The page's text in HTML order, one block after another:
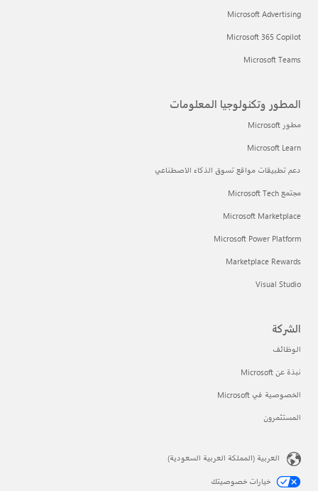
Microsoft Advertising
Microsoft 365 Copilot
Microsoft Teams
المطور وتكنولوجيا المعلومات
مطور Microsoft
Microsoft Learn
دعم تطبيقات مواقع تسوق الذكاء الاصطناعي
مجتمع Microsoft Tech
Microsoft Marketplace
Microsoft Power Platform
Marketplace Rewards
Visual Studio
الشركة
الوظائف
نبذة عن Microsoft
الخصوصية في Microsoft
المستثمرون
العربية (المملكة العربية السعودية)
خيارات خصوصيتك